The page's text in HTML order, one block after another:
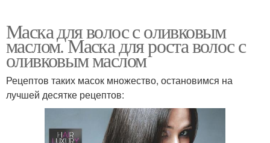
Маска для волос с оливковым
маслом. Маска для роста волос с
оливковым маслом
Рецептов таких масок множество, остановимся на
лучшей десятке рецептов: